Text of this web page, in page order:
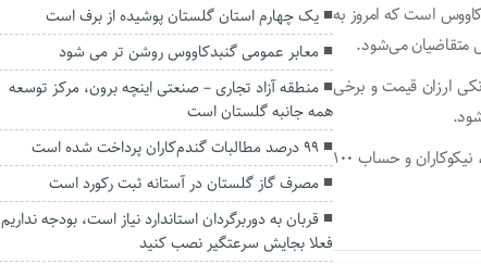
است که امروز به
است که با تسهیلات بانکی ارزان قیمت و برخی
وی گفت: بنیاد مسکن گلستان اهتمام ویژه برای ساخت مسکن محرومان از محل کمک‌های دولتی، نیکوکاران و حساب ۱۰۰
یک چهارم استان گلستان پوشیده از برف است
معابر عمومی گنبدکاووس روشن تر می شود
منطقه آزاد تجاری – صنعتی اینچه برون، مرکز توسعه
همه جانبه گلستان است
۹۹ درصد مطالبات گندم‌کاران پرداخت شده است
مصرف گاز گلستان در آستانه ثبت رکورد است
قربان به دوربرگردان استاندارد نیاز است، بودجه نداریم
فعلا بجایش سرعتگیر نصب کنید